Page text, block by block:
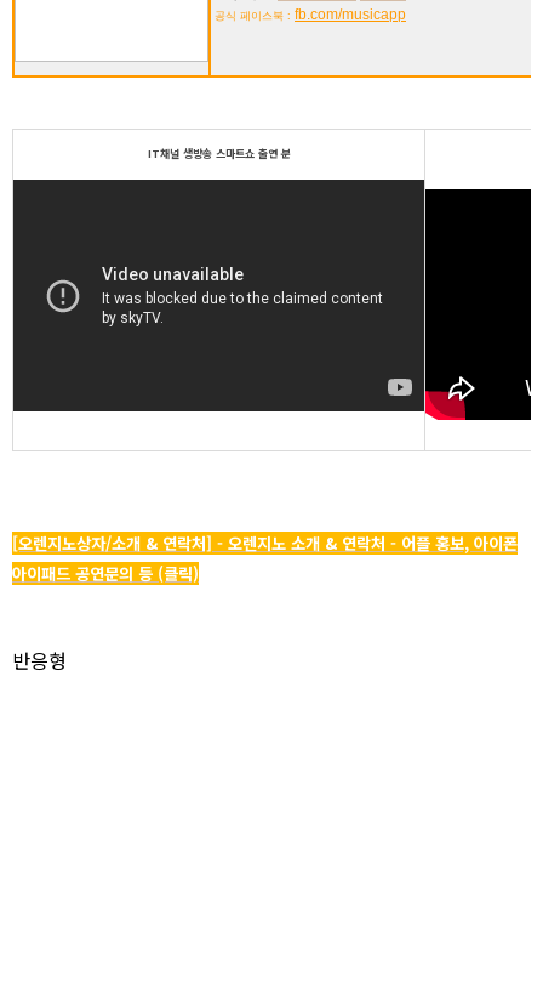
공식 페이스북 : fb.com/musicapp
IT채널 생방송 스마트쇼 출연 분
[오렌지노상자/소개 & 연락처] - 오렌지노 소개 & 연락처 - 어플 홍보, 아이폰
아이패드 공연문의 등 (클릭)
반응형